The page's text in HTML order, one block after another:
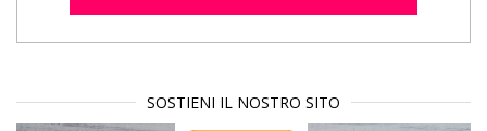
SOSTIENI IL NOSTRO SITO